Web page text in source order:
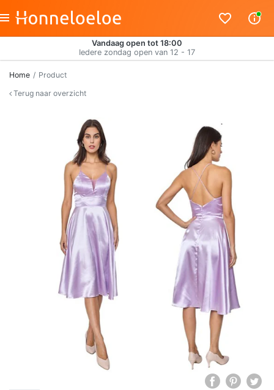
Vandaag open tot 18:00
Iedere zondag open van 12 - 17
Home
Product
Terug naar overzicht